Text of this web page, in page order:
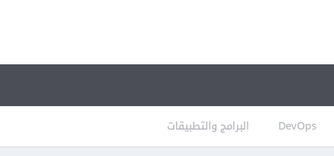
DevOps البرامج والتطبيقات